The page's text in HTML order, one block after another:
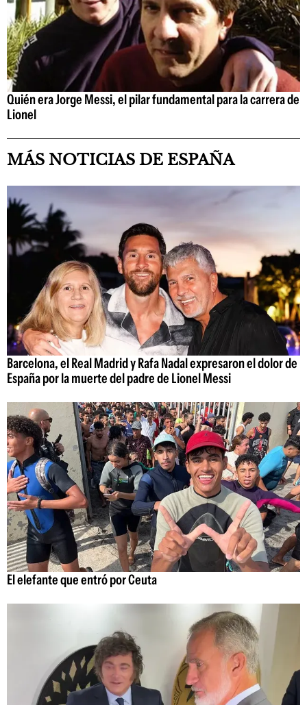
Quién era Jorge Messi, el pilar fundamental para la carrera de
Lionel
MÁS NOTICIAS DE ESPAÑA
Barcelona, el Real Madrid y Rafa Nadal expresaron el dolor de
España por la muerte del padre de Lionel Messi
El elefante que entró por Ceuta